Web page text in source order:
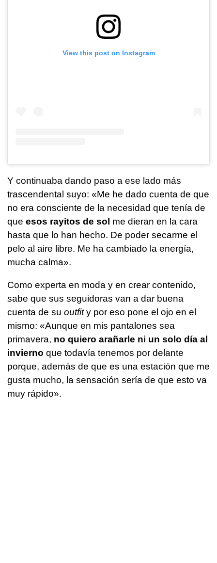
View this post on Instagram
Y continuaba dando paso a ese lado más
trascendental suyo: «Me he dado cuenta de que
no era consciente de la necesidad que tenía de
que esos rayitos de sol me dieran en la cara
hasta que lo han hecho. De poder secarme el
pelo al aire libre. Me ha cambiado la energía,
mucha calma».
Como experta en moda y en crear contenido,
sabe que sus seguidoras van a dar buena
cuenta de su outfity por eso pone el ojo en el
mismo: «Aunque en mis pantalones sea
primavera, no quiero arañarle ni un solo día al
invierno que todavía tenemos por delante
porque, además de que es una estación que me
gusta mucho, la sensación sería de que esto va
muy rápido».